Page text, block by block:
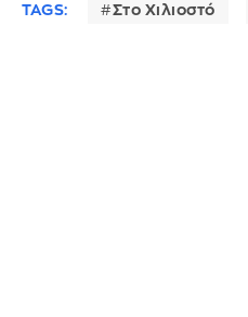
TAGS: Στο Χιλιοστό